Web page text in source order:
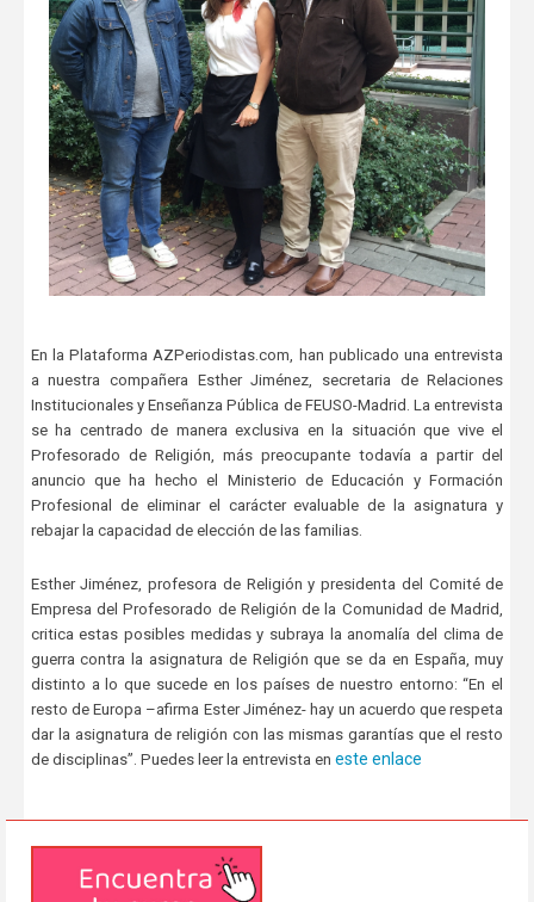
En la Plataforma AZPeriodistas.com, han publicado una entrevista
a nuestra compañera Esther Jiménez, secretaria de Relaciones
Institucionales y Enseñanza Pública de FEUSO-Madrid. La entrevista
se ha centrado de manera exclusiva en la situación que vive el
Profesorado de Religión, más preocupante todavía a partir del
anuncio que ha hecho el Ministerio de Educación y Formación
Profesional de eliminar el carácter evaluable de la asignatura y
rebajar la capacidad de elección de las familias.
Esther Jiménez, profesora de Religión y presidenta del Comité de
Empresa del Profesorado de Religión de la Comunidad de Madrid,
critica estas posibles medidas y subraya la anomalía del clima de
guerra contra la asignatura de Religión que se da en España, muy
distinto a lo que sucede en los países de nuestro entorno: “En el
resto de Europa –afirma Ester Jiménez- hay un acuerdo que respeta
dar la asignatura de religión con las mismas garantías que el resto
de disciplinas”. Puedes leer la entrevista en este enlace